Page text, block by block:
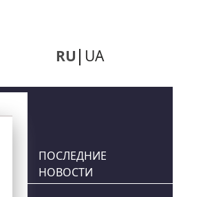
RU UA
ПОСЛЕДНИЕ
НОВОСТИ